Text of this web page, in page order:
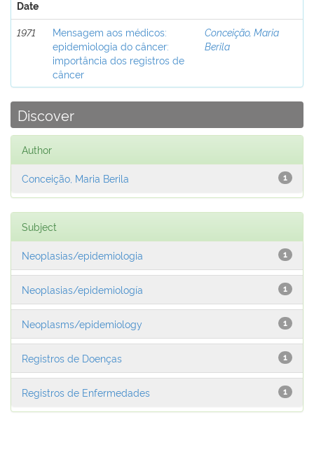
Date
1971
Mensagem aos médicos:
epidemiologia do câncer:
importância dos registros de
câncer
Conceição, Maria
Berila
Discover
Author
1
Conceição, Maria Berila
Subject
1
Neoplasias/epidemiologia
1
Neoplasias/epidemiología
1
Neoplasms/epidemiology
1
Registros de Doenças
1
Registros de Enfermedades